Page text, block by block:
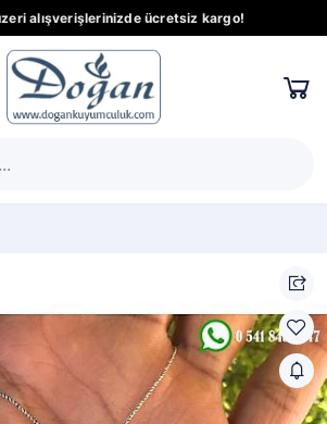
alışverişlerinizde ücretsiz kargo!